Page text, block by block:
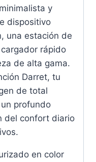
y
dispositivo
una estación de
rápido
de alta gama.
Darret, tu
de total
profundo
del confort diario
en color